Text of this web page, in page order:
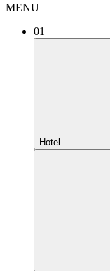
MENU
01
Hotel